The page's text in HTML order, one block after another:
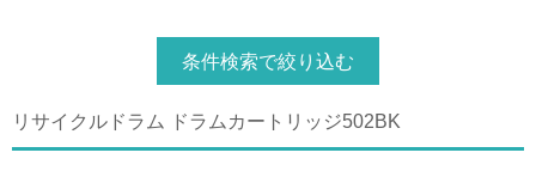
条件検索で絞り込む
リサイクルドラム ドラムカートリッジ502BK